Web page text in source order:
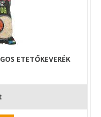
ETETŐKEVERÉK